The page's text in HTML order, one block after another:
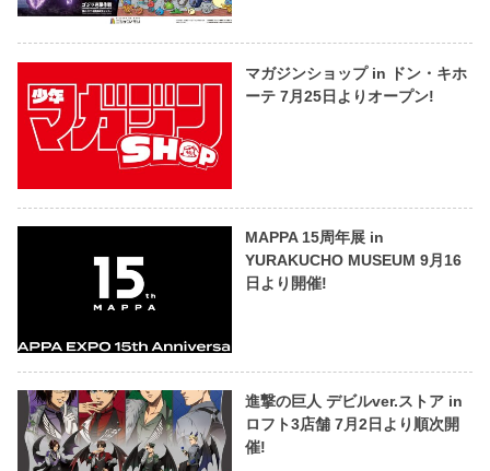
マガジンショップ in ドン・キホ
ーテ 7月25日よりオープン!
MAPPA 15周年展 in
YURAKUCHO MUSEUM 9月16
日より開催!
進撃の巨人 デビルver.ストア in
ロフト3店舗 7月2日より順次開
催!